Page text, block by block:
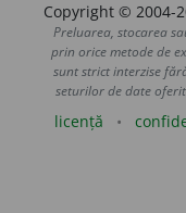
Copyright © 2004-
Preluarea, stocarea
prin orice metode de
sunt strict interzise
seturilor de date
licență